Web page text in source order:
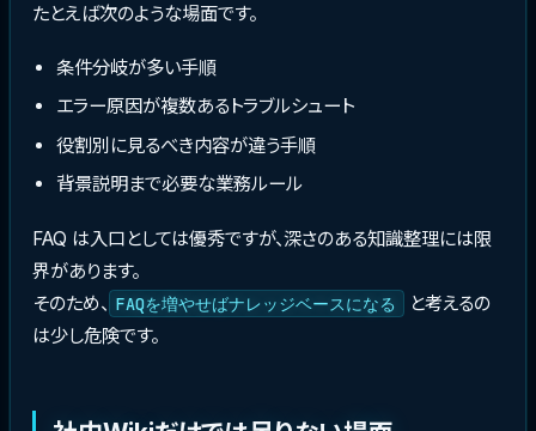
たとえば次のような場面です。
条件分岐が多い手順
エラー原因が複数あるトラブルシュート
役割別に見るべき内容が違う手順
背景説明まで必要な業務ルール
FAQ は入口としては優秀ですが、深さのある知識整理には限
界があります。
そのため、 FAQを増やせばナレッジベースになる
と考えるの
は少し危険です。